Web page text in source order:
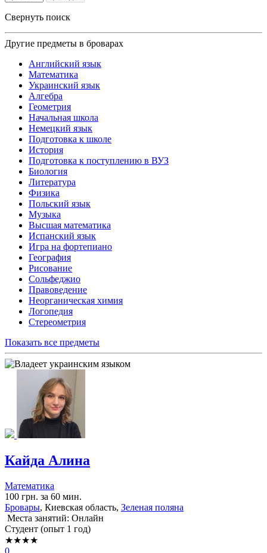
Свернуть поиск
Другие предметы в броварах
Английский язык
Математика
Украинский язык
Алгебра
Геометрия
Начальная школа
Немецкий язык
Подготовка к школе
История
Подготовка к поступлению в ВУЗ
Биология
Литература
Физика
Польский язык
Музыка
Высшая математика
Испанский язык
Игра на фортепиано
География
Рисование
Сольфеджио
Правоведение
Неорганическая химия
Логопедия
Стереометрия
Показать все предметы
Кайда Алина
Математика
100 грн. за 60 мин.
Бровары, Киевская область, Зеленая поляна
Места занятий: Онлайн
Cтудент (опыт 1 год)
★★★★
0